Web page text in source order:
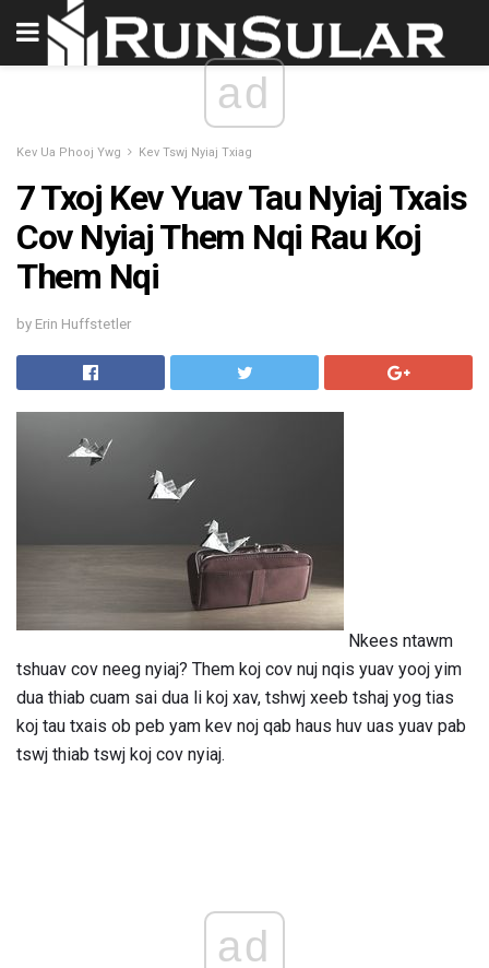
ad
Kev Ua Phooj Ywg Kev Tswj Nyiaj Txiag
7 Txoj Kev Yuav Tau Nyiaj Txais
Cov Nyiaj Them Nqi Rau Koj
Them Nqi
by Erin Huffstetler
Nkees ntawm
tshuav cov neeg nyiaj? Them koj cov nuj nqis yuav yooj yim
dua thiab cuam sai dua li koj xav, tshwj xeeb tshaj yog tias
koj tau txais ob peb yam kev noj qab haus huv uas yuav pab
tswj thiab tswj koj cov nyiaj.
ad